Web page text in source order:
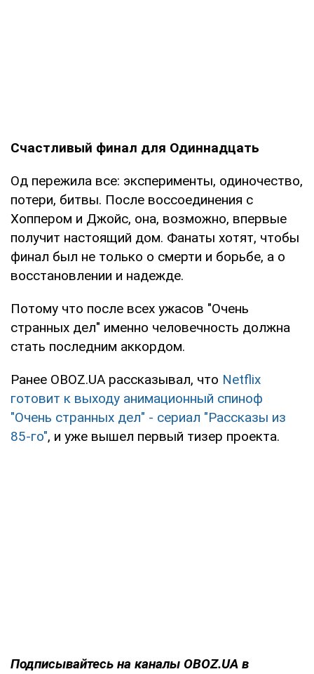
Счастливый финал для Одиннадцать
Од пережила все: эксперименты, одиночество,
потери, битвы. После воссоединения с
Хоппером и Джойс, она, возможно, впервые
получит настоящий дом. Фанаты хотят, чтобы
финал был не только о смерти и борьбе, а о
восстановлении и надежде.
Потому что после всех ужасов "Очень
странных дел" именно человечность должна
стать последним аккордом.
Ранее OBOZ.UA рассказывал, что Netflix
готовит к выходу анимационный спиноф
"Очень странных дел" - сериал "Рассказы из
85-го", и уже вышел первый тизер проекта.
Подписывайтесь на каналы OBOZ.UA в